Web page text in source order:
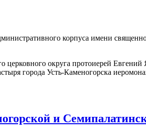
корпуса имени
церковного округа протоиерей Евгений
города Усть-Каменогорска
и